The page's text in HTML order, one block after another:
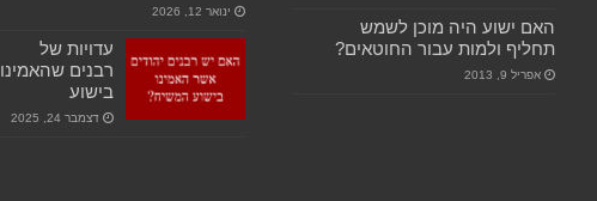
האם ישוע היה מוכן לשמש
תחליף ולמות עבור החוטאים?
אפריל 9, 2013
ינואר 12, 2026
עדויות של
רבנים שהאמינו
בישוע
דצמבר 24, 2025